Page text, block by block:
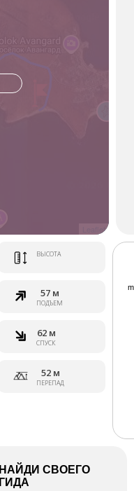
Leaflet
ВЫСОТА
57 м
ПОДЪЕМ
62 м
СПУСК
52 м
ПЕРЕПАД
m
НАЙДИ СВОЕГО
ГИДА